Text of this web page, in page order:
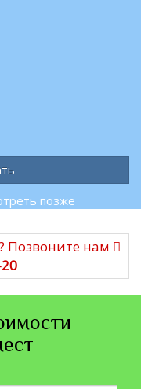
позже
Позвоните нам